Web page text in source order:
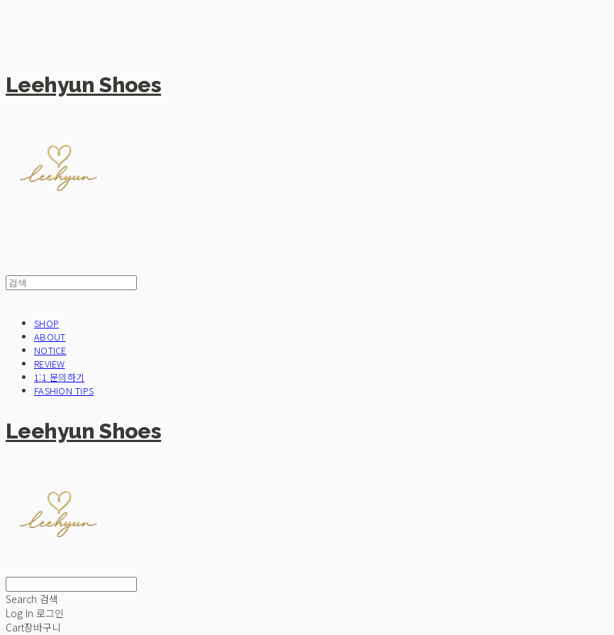
Leehyun Shoes
SHOP
ABOUT
NOTICE
REVIEW
1:1 문의하기
FASHION TIPS
Leehyun Shoes
Search 검색
Log In 로그인
Cart장바구니